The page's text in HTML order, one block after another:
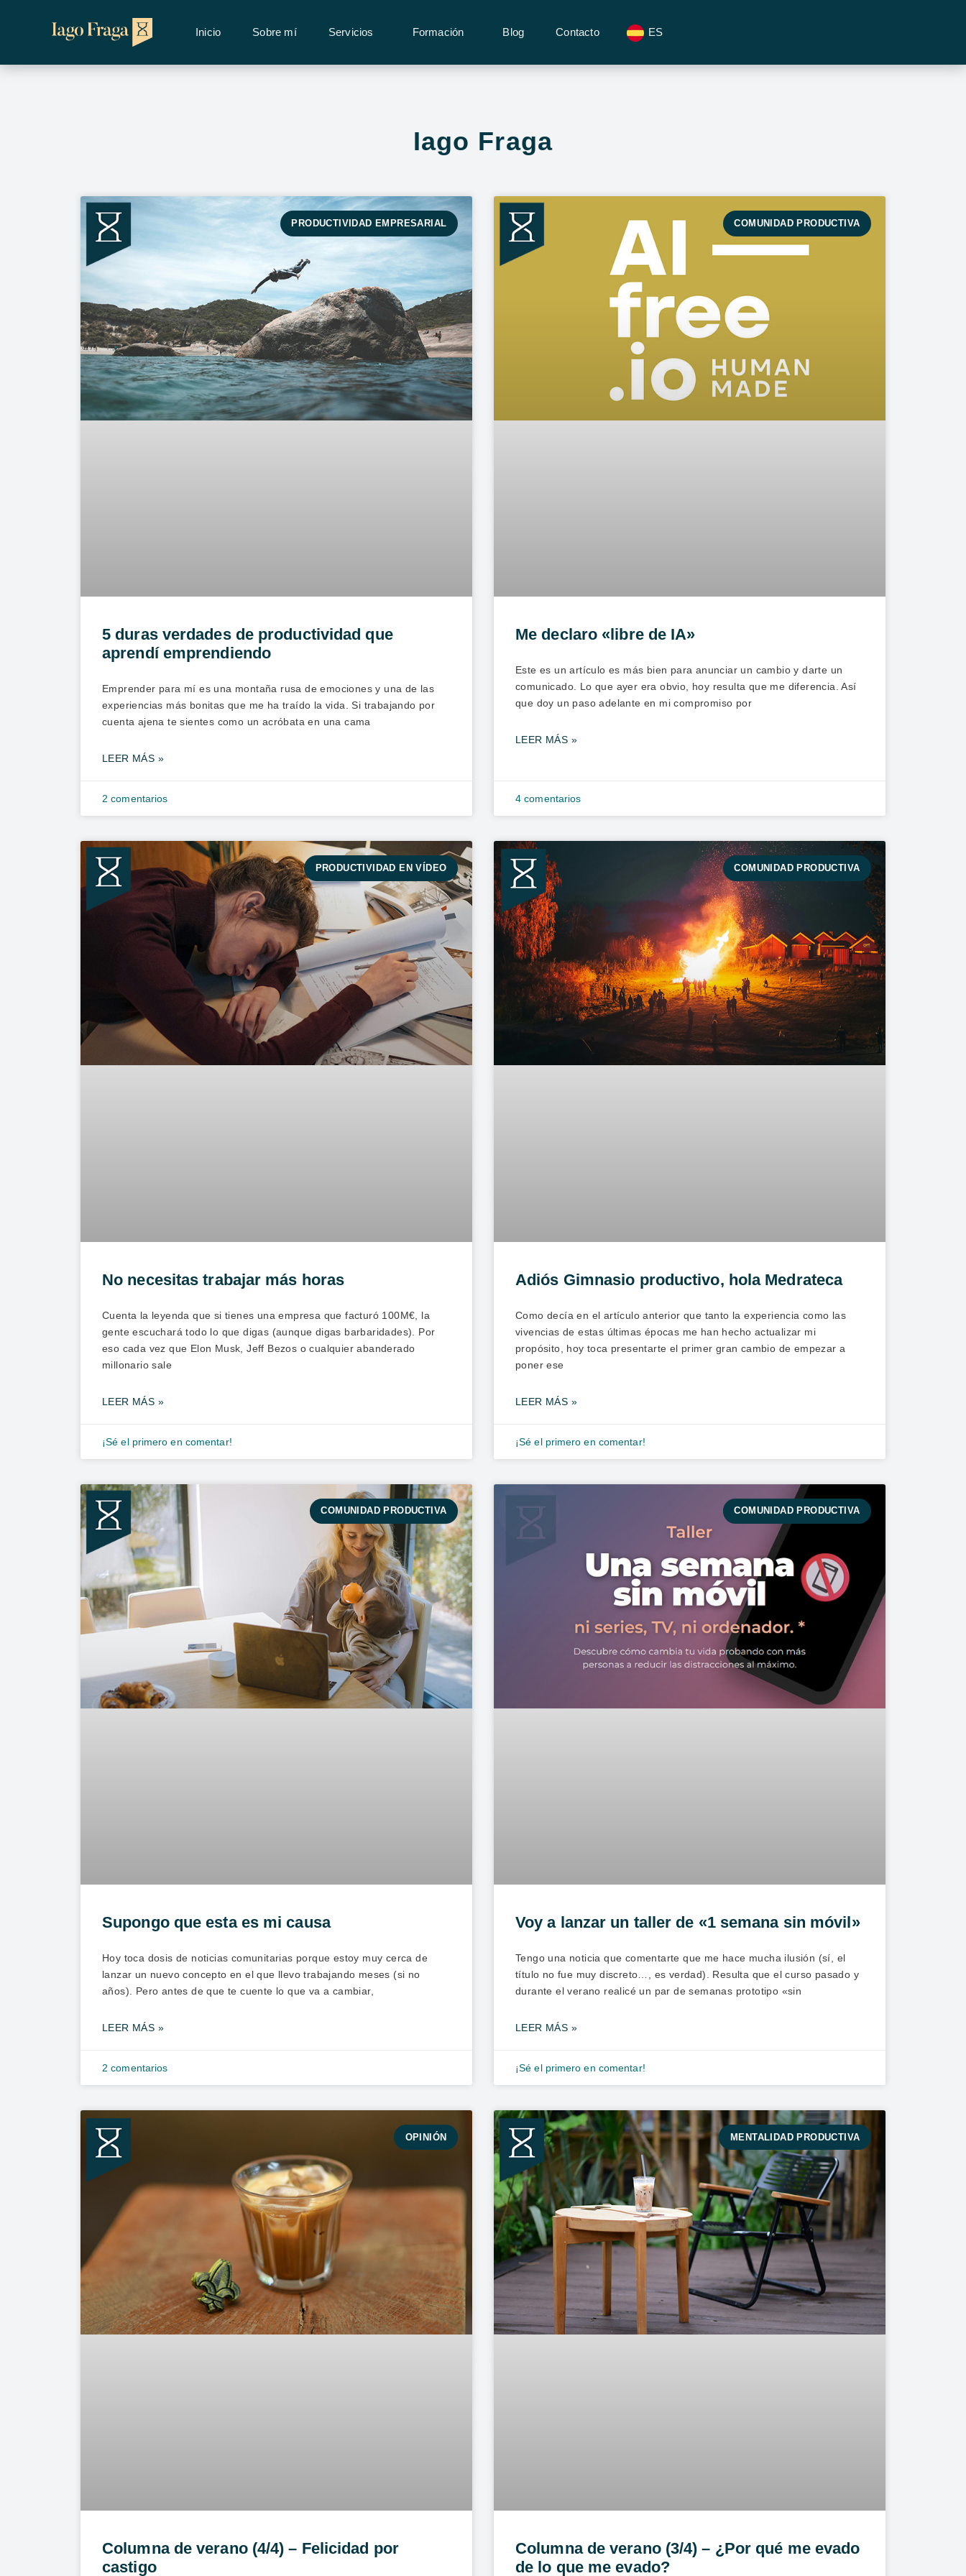
Inicio Sobre mí Servicios Formación Blog Contacto ES
Iago Fraga
PRODUCTIVIDAD EMPRESARIAL
5 duras verdades de productividad que
aprendí emprendiendo
Emprender para mí es una montaña rusa de emociones y una de las
experiencias más bonitas que me ha traído la vida. Si trabajando por
cuenta ajena te sientes como un acróbata en una cama
LEER MÁS »
2 comentarios
COMUNIDAD PRODUCTIVA
Me declaro «libre de IA»
Este es un artículo es más bien para anunciar un cambio y darte un
comunicado. Lo que ayer era obvio, hoy resulta que me diferencia. Así
que doy un paso adelante en mi compromiso por
LEER MÁS »
4 comentarios
PRODUCTIVIDAD EN VÍDEO
No necesitas trabajar más horas
Cuenta la leyenda que si tienes una empresa que facturó 100M€, la
gente escuchará todo lo que digas (aunque digas barbaridades). Por
eso cada vez que Elon Musk, Jeff Bezos o cualquier abanderado
millonario sale
LEER MÁS »
¡Sé el primero en comentar!
COMUNIDAD PRODUCTIVA
Adiós Gimnasio productivo, hola Medrateca
Como decía en el artículo anterior que tanto la experiencia como las
vivencias de estas últimas épocas me han hecho actualizar mi
propósito, hoy toca presentarte el primer gran cambio de empezar a
poner ese
LEER MÁS »
¡Sé el primero en comentar!
COMUNIDAD PRODUCTIVA
Supongo que esta es mi causa
Hoy toca dosis de noticias comunitarias porque estoy muy cerca de
lanzar un nuevo concepto en el que llevo trabajando meses (si no
años). Pero antes de que te cuente lo que va a cambiar,
LEER MÁS »
2 comentarios
COMUNIDAD PRODUCTIVA
Voy a lanzar un taller de «1 semana sin móvil»
Tengo una noticia que comentarte que me hace mucha ilusión (sí, el
título no fue muy discreto…, es verdad). Resulta que el curso pasado y
durante el verano realicé un par de semanas prototipo «sin
LEER MÁS »
¡Sé el primero en comentar!
OPINIÓN
Columna de verano (4/4) – Felicidad por
castigo
MENTALIDAD PRODUCTIVA
Columna de verano (3/4) – ¿Por qué me evado
de lo que me evado?